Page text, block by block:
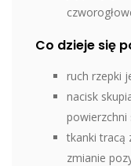
Co dzieje się
ruch rzepki
nacisk
tkanki tracą
zmianie